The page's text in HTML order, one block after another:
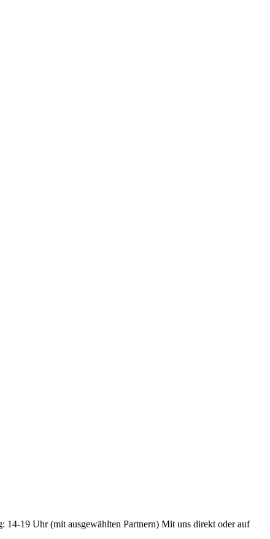
14-19 Uhr (mit ausgewählten Partnern) Mit uns direkt oder auf